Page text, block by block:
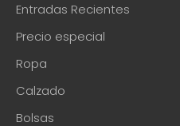
Entradas Recientes
Precio especial
Ropa
Calzado
Bolsas